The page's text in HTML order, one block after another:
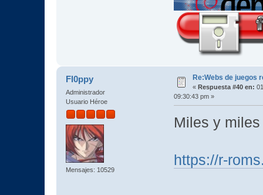
Fl0ppy
Administrador
Usuario Héroe
Mensajes: 10529
Re:Webs de juegos
« Respuesta #40 en:
09:30:43 pm »
Miles y
https://r-